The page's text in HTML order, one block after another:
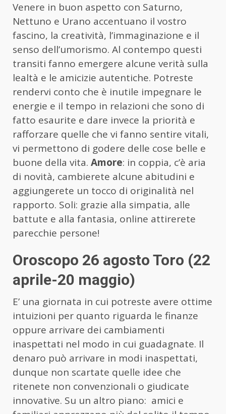
Venere in buon aspetto con Saturno,
Nettuno e Urano accentuano il vostro
fascino, la creatività, l’immaginazione e il
senso dell’umorismo. Al contempo questi
transiti fanno emergere alcune verità sulla
lealtà e le amicizie autentiche. Potreste
rendervi conto che è inutile impegnare le
energie e il tempo in relazioni che sono di
fatto esaurite e dare invece la priorità e
rafforzare quelle che vi fanno sentire vitali,
vi permettono di godere delle cose belle e
buone della vita. Amore: in coppia, c’è aria
di novità, cambierete alcune abitudini e
aggiungerete un tocco di originalità nel
rapporto. Soli: grazie alla simpatia, alle
battute e alla fantasia, online attirerete
parecchie persone!
Oroscopo 26 agosto Toro (22
aprile-20 maggio)
E’ una giornata in cui potreste avere ottime
intuizioni per quanto riguarda le finanze
oppure arrivare dei cambiamenti
inaspettati nel modo in cui guadagnate. Il
denaro può arrivare in modi inaspettati,
dunque non scartate quelle idee che
ritenete non convenzionali o giudicate
innovative. Su un altro piano: amici e